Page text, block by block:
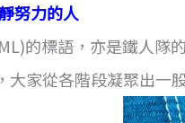
努力的人
的標語，亦是鐵人隊
大家從各階段凝聚出一